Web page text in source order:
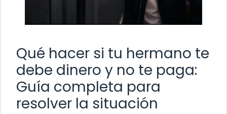
Qué hacer si tu hermano te
debe dinero y no te paga:
Guía completa para
resolver la situación